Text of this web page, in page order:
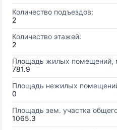
Количество подъездов:
2
Количество этажей:
2
Площадь жилых помещений,
781.9
Площадь нежилых
0
Площадь зем. участка
1065.3